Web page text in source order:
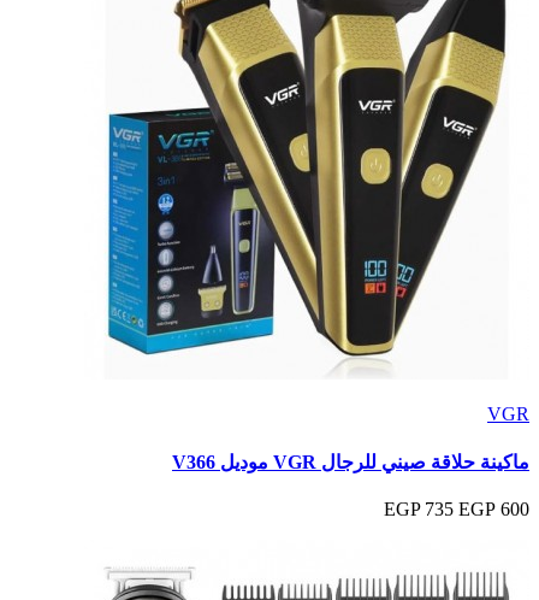
VGR
ماكينة حلاقة صيني للرجال VGR موديل V366
600 EGP
735 EGP